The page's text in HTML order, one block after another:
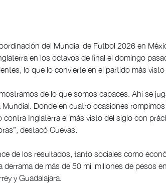
del Mundial de Futbol 2026 en
en los octavos de final el domingo
lo que lo convierte en el partido más
de lo que somos capaces. Ahí se
Donde en cuatro ocasiones
Inglaterra el más visto del siglo con
destacó Cuevas.
de los resultados, tanto sociales como
derrama de más de 50 mil millones de pesos
y Guadalajara.